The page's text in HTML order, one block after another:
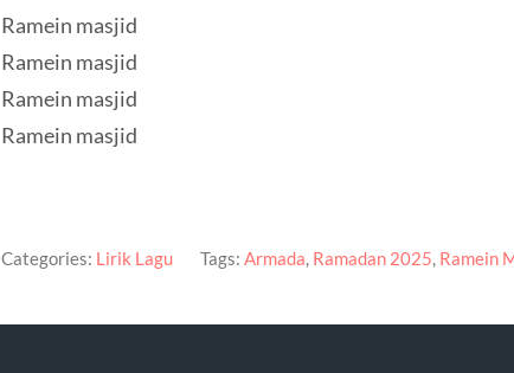
Ramein masjid
Ramein masjid
Ramein masjid
Ramein masjid
Categories: Lirik Lagu Tags: Armada, Ramadan 2025, Ramein